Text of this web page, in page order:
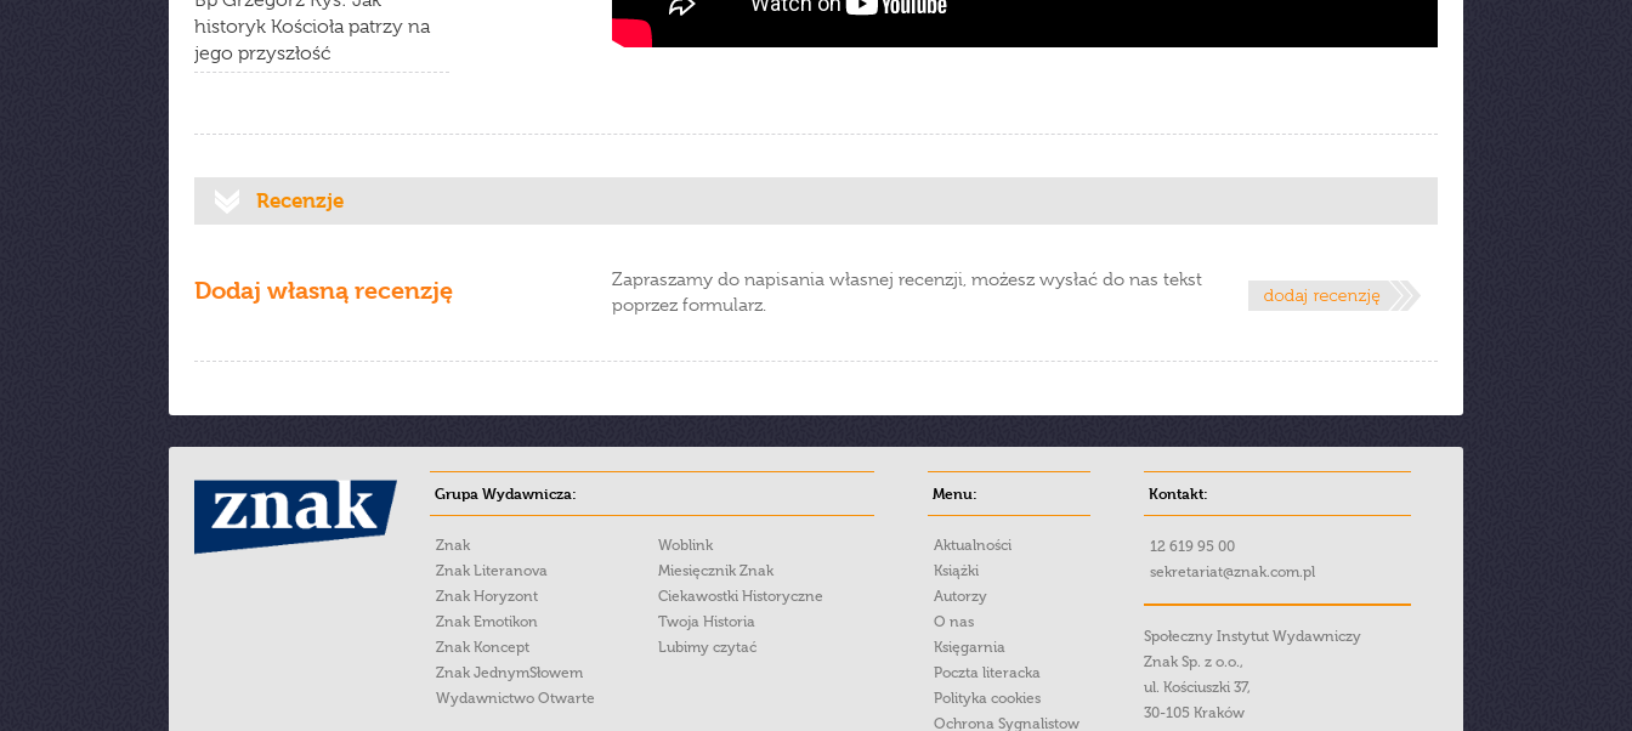
historyk Kościoła patrzy na
jego przyszłość
Recenzje
Dodaj własną recenzję
Zapraszamy do napisania własnej recenzji, możesz wysłać do nas tekst
poprzez formularz.
Grupa Wydawnicza:
Znak
Znak Literanova
Znak Horyzont
Znak Emotikon
Znak Koncept
Znak JednymSłowem
Wydawnictwo Otwarte
Woblink
Miesięcznik Znak
Ciekawostki Historyczne
Twoja Historia
Lubimy czytać
Menu:
Aktualności
Książki
Autorzy
O nas
Księgarnia
Poczta literacka
Polityka cookies
Ochrona Sygnalistow
Kontakt:
12 619 95 00
sekretariat@znak.com.pl
Społeczny Instytut Wydawniczy
Znak Sp. z o.o.,
ul. Kościuszki 37,
30-105 Kraków